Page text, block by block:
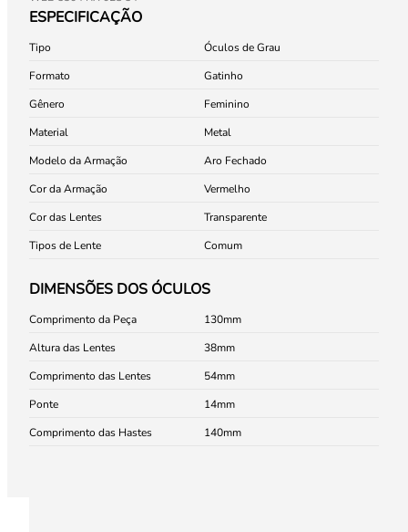
ESPECIFICAÇÃO
Tipo
Óculos de Grau
Formato
Gatinho
Gênero
Feminino
Material
Metal
Modelo da Armação
Aro Fechado
Cor da Armação
Vermelho
Cor das Lentes
Transparente
Tipos de Lente
Comum
DIMENSÕES DOS ÓCULOS
Comprimento da Peça
130
Altura das Lentes
38
Comprimento das Lentes
54
Ponte
14
Comprimento das Hastes
140